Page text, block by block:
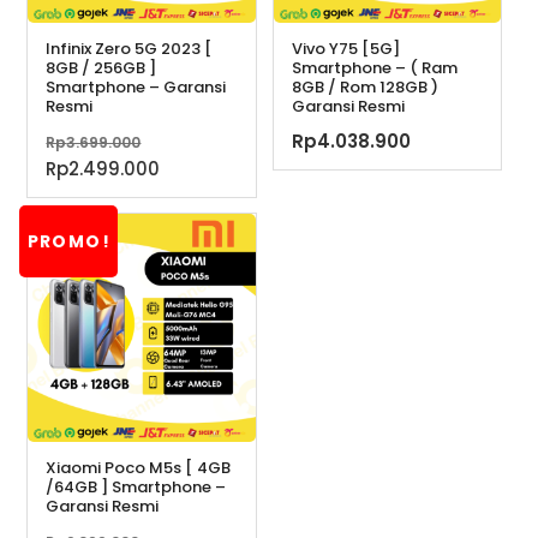
Infinix Zero 5G 2023 [
8GB / 256GB ]
Smartphone – Garansi
Resmi
Rp3.699.000
aslinya
adalah:
Rp3.699.000.
Rp2.499.000
saat
ini
adalah:
Rp2.499.000.
Vivo Y75 [5G]
Smartphone – ( Ram
8GB / Rom 128GB )
Garansi Resmi
Rp4.038.900
PROMO!
Xiaomi Poco M5s [ 4GB
/64GB ] Smartphone –
Garansi Resmi